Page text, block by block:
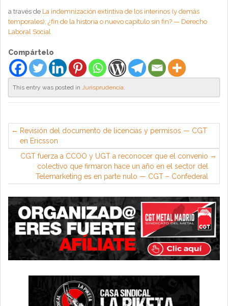
a través de La indemnización extintiva de los interinos (y demás
temporales): ¿fin de la historia o nuevo capítulo sin fin? — Derecho
Laboral Social
Compártelo
This entry was posted in Jurisprudencia.
Revisión del documento de licencias y permisos — CGT
en Ericsson
CGT fuerza a CCOO y UGT a reconocer que el convenio
colectivo que firmaron hace un año en el sector del
Telemarketing es en parte nulo — CGT – Confederal